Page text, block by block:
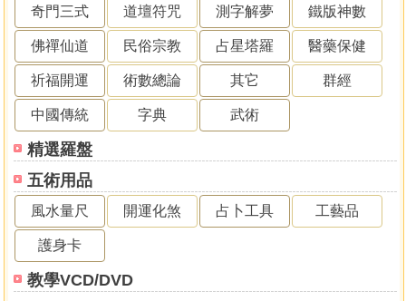
奇門三式 道壇符咒 測字解夢 鐵版神數
佛禪仙道 民俗宗教 占星塔羅 醫藥保健
祈福開運 術數總論 其它 群經
中國傳統 字典 武術
精選羅盤
五術用品
風水量尺 開運化煞 占卜工具 工藝品
護身卡
教學VCD/DVD